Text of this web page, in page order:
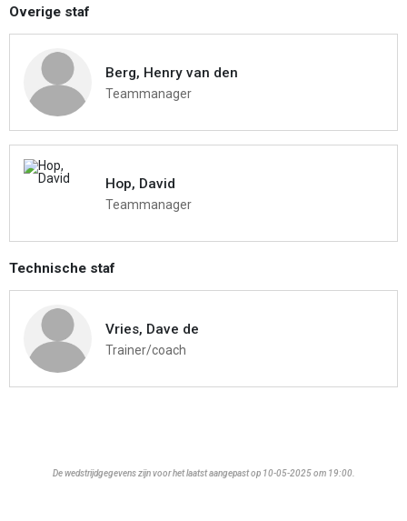
Overige staf
Berg, Henry van den
Teammanager
Hop, David
Teammanager
Technische staf
Vries, Dave de
Trainer/coach
De wedstrijdgegevens zijn voor het laatst aangepast op 10-05-2025 om 19:00.